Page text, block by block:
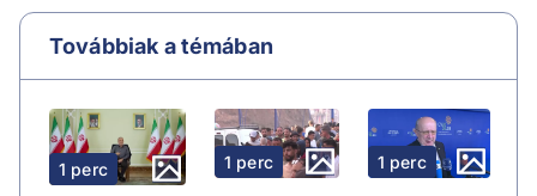
Továbbiak a témában
1 perc 1 perc 1 perc